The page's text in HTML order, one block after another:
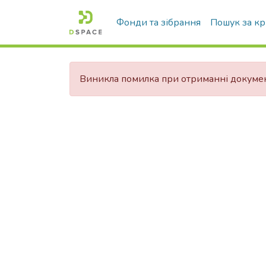
Фонди та зібрання Пошук за
Виникла помилка при отриманні